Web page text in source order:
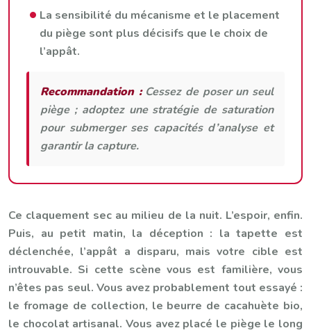
La sensibilité du mécanisme et le placement
du piège sont plus décisifs que le choix de
l’appât.
Recommandation :Cessez de poser un seul
piège ; adoptez une stratégie de saturation
pour submerger ses capacités d’analyse et
garantir la capture.
Ce claquement sec au milieu de la nuit. L’espoir, enfin.
Puis, au petit matin, la déception : la tapette est
déclenchée, l’appât a disparu, mais votre cible est
introuvable. Si cette scène vous est familière, vous
n’êtes pas seul. Vous avez probablement tout essayé :
le fromage de collection, le beurre de cacahuète bio,
le chocolat artisanal. Vous avez placé le piège le long